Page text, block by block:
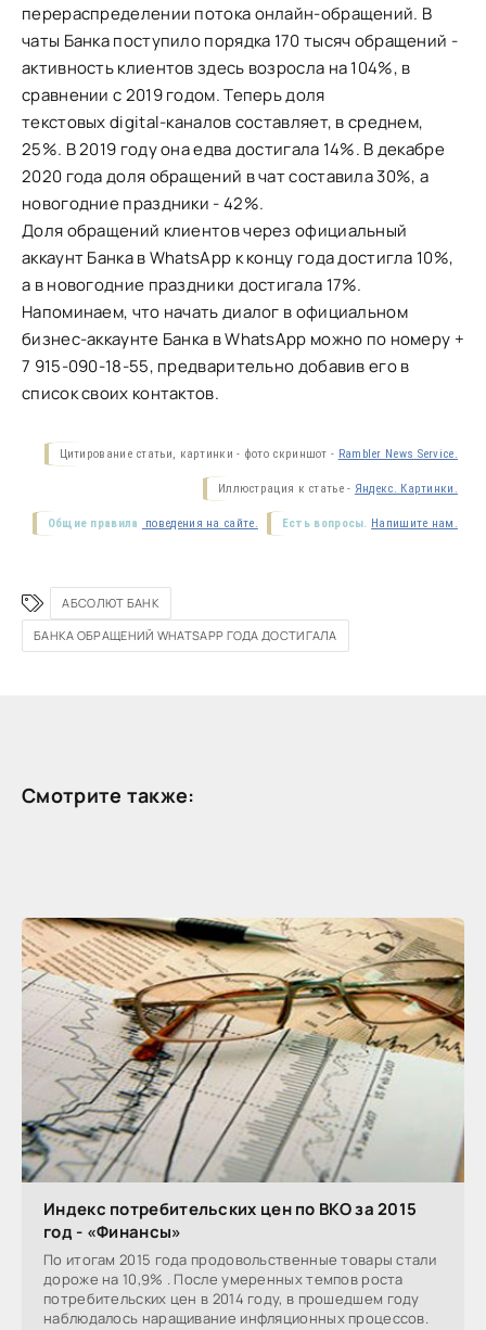
перераспределении потока онлайн-обращений. В
чаты Банка поступило порядка 170 тысяч обращений -
активность клиентов здесь возросла на 104%, в
сравнении с 2019 годом. Теперь доля
текстовых digital-каналов составляет, в среднем,
25%. В 2019 году она едва достигала 14%. В декабре
2020 года доля обращений в чат составила 30%, а
новогодние праздники - 42%.
Доля обращений клиентов через официальный
аккаунт Банка в WhatsApp к концу года достигла 10%,
а в новогодние праздники достигала 17%.
Напоминаем, что начать диалог в официальном
бизнес-аккаунте Банка в WhatsApp можно по номеру +
7 915-090-18-55, предварительно добавив его в
список своих контактов.
Цитирование статьи, картинки - фото скриншот - Rambler News Service.
Иллюстрация к статье - Яндекс. Картинки.
Есть вопросы. Напишите нам.
Общие правила поведения на сайте.
АБСОЛЮТ БАНК
БАНКА ОБРАЩЕНИЙ WHATSAPP ГОДА ДОСТИГАЛА
Смотрите также:
Индекс потребительских цен по ВКО за 2015
год - «Финансы»
По итогам 2015 года продовольственные товары стали
дороже на 10,9% . После умеренных темпов роста
потребительских цен в 2014 году, в прошедшем году
наблюдалось наращивание инфляционных процессов.